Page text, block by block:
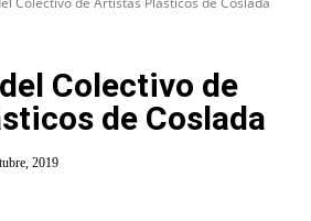
Colectivo de
de Coslada
2019